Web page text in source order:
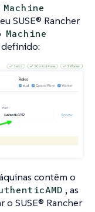
Machine
SUSE® Rancher
Machine
contêm o
, as
o SUSE® Rancher